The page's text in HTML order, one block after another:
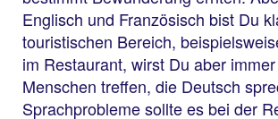
Englisch und Französisch bist Du
touristischen Bereich,
im Restaurant, wirst Du aber
Menschen treffen, die Deutsch
Sprachprobleme sollte es bei der